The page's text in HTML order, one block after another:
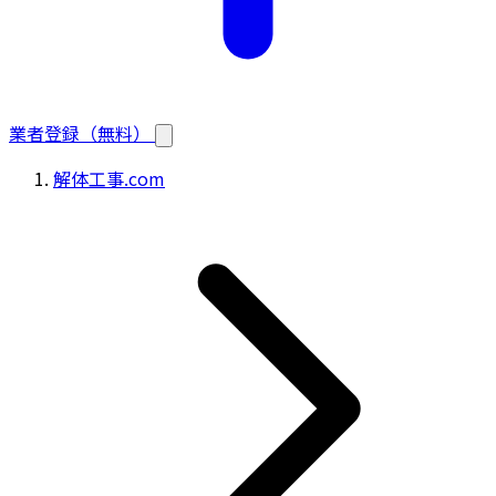
業者登録（無料）
解体工事.com